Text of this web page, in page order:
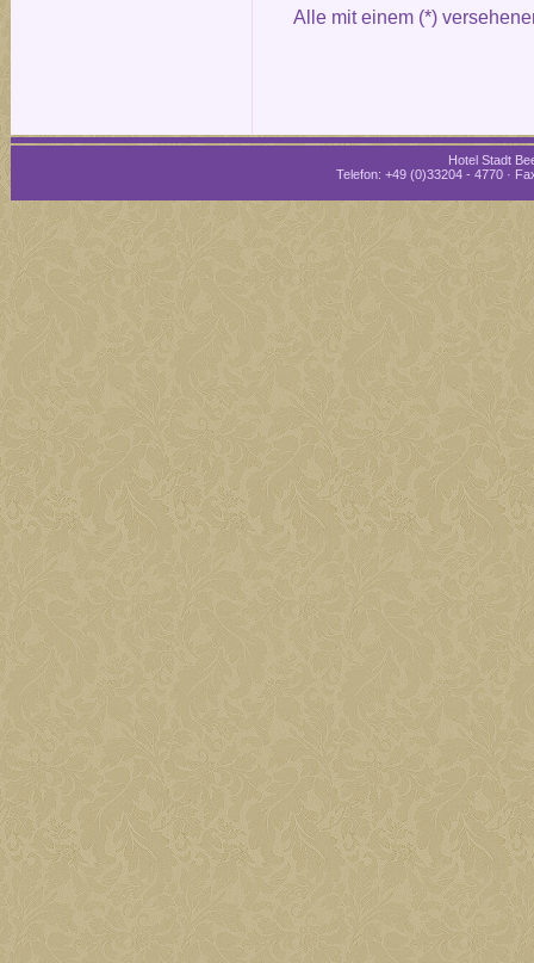
Alle mit einem (*)
Hotel Stadt
Telefon: +49 (0)33204 - 4770 ·